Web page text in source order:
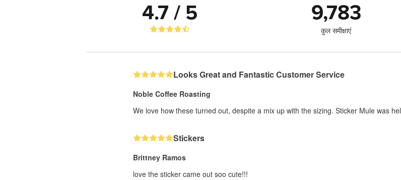
4.7 / 5 9,783
कुल समीक्षाएं
Looks Great and Fantastic Customer Service
Noble Coffee Roasting
We love how these turned out, despite a mix up with the sizing. Sticker Mule was
Stickers
Brittney Ramos
love the sticker came out soo cute!!!